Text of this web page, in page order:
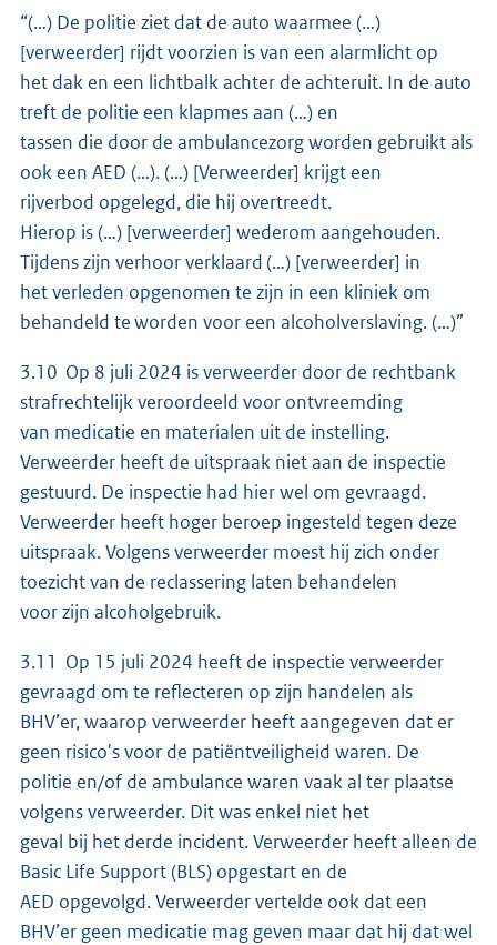
“(…) De politie ziet dat de auto waarmee (…)
[verweerder] rijdt voorzien is van een alarmlicht op
het dak en een lichtbalk achter de achteruit. In de auto
treft de politie een klapmes aan (…) en
tassen die door de ambulancezorg worden gebruikt als
ook een AED (…). (…) [Verweerder] krijgt een
rijverbod opgelegd, die hij overtreedt.
Hierop is (…) [verweerder] wederom aangehouden.
Tijdens zijn verhoor verklaard (…) [verweerder] in
het verleden opgenomen te zijn in een kliniek om
behandeld te worden voor een alcoholverslaving. (…)”
3.10 Op 8 juli 2024 is verweerder door de rechtbank
strafrechtelijk veroordeeld voor ontvreemding
van medicatie en materialen uit de instelling.
Verweerder heeft de uitspraak niet aan de inspectie
gestuurd. De inspectie had hier wel om gevraagd.
Verweerder heeft hoger beroep ingesteld tegen deze
uitspraak. Volgens verweerder moest hij zich onder
toezicht van de reclassering laten behandelen
voor zijn alcoholgebruik.
3.11 Op 15 juli 2024 heeft de inspectie verweerder
gevraagd om te reflecteren op zijn handelen als
BHV’er, waarop verweerder heeft aangegeven dat er
geen risico's voor de patiëntveiligheid waren. De
politie en/of de ambulance waren vaak al ter plaatse
volgens verweerder. Dit was enkel niet het
geval bij het derde incident. Verweerder heeft alleen de
Basic Life Support (BLS) opgestart en de
AED opgevolgd. Verweerder vertelde ook dat een
BHV’er geen medicatie mag geven maar dat hij dat wel